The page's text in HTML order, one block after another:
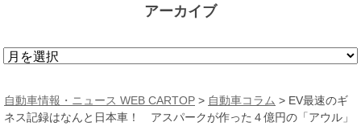
アーカイブ
ア
カ
イ
自動車情報・ニュース WEB CARTOP > 自動車コラム > EV最速のギ
ネス記録はなんと日本車！ アスパークが作った４億円の「アウル」